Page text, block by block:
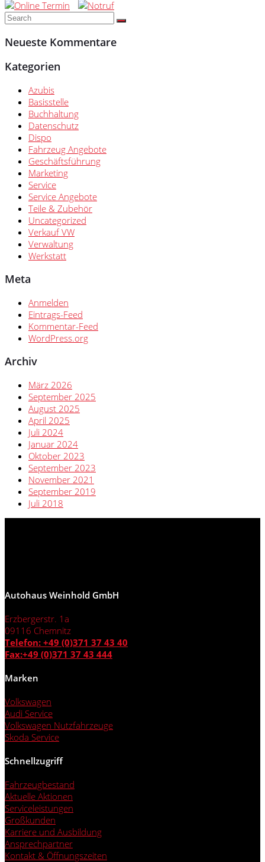
Neueste Kommentare
Kategorien
Azubis
Basisstelle
Buchhaltung
Datenschutz
Dispo
Fahrzeug Angebote
Geschäftsführung
Marketing
Service
Service Angebote
Teile & Zubehör
Uncategorized
Verkauf VW
Verwaltung
Werkstatt
Meta
Anmelden
Eintrags-Feed
Kommentar-Feed
WordPress.org
Archiv
März 2026
September 2025
August 2025
April 2025
Juli 2024
Januar 2024
Oktober 2023
September 2023
November 2021
September 2019
Juli 2018
Autohaus Weinhold GmbH
Erzbergerstr. 1a
09116 Chemnitz
Telefon: +49 (0)371 37 43 40
Fax:+49 (0)371 37 43 444
Marken
Volkswagen
Audi Service
Volkswagen Nutzfahrzeuge
Skoda Service
Schnellzugriff
Fahrzeugbestand
Aktuelle Aktionen
Serviceleistungen
Großkunden
Karriere und Ausbildung
Ansprechpartner
Kontakt & Öffnungszeiten